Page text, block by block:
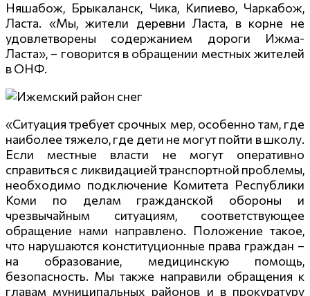
Няшабож, Брыкаланск, Чика, Кипиево, Чаркабож,
Ласта. «Мы, жители деревни Ласта, в корне не
удовлетворены содержанием дороги Ижма-
Ласта», – говорится в обращении местных жителей
в ОНФ.
«Ситуация требует срочных мер, особенно там, где
наиболее тяжело, где дети не могут пойти в школу.
Если местные власти не могут оперативно
справиться с ликвидацией транспортной проблемы,
необходимо подключение Комитета Республики
Коми по делам гражданской обороны и
чрезвычайным ситуациям, соответствующее
обращение нами направлено. Положение такое,
что нарушаются конституционные права граждан –
на образование, медицинскую помощь,
безопасность. Мы также направили обращения к
главам муниципальных районов и в прокуратуру